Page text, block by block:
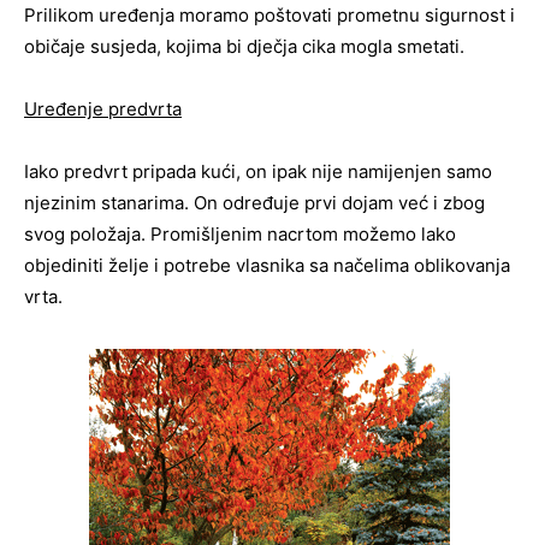
Prilikom uređenja moramo poštovati prometnu sigurnost i
običaje susjeda, kojima bi dječja cika mogla smetati.
Uređenje predvrta
Iako predvrt pripada kući, on ipak nije namijenjen samo
njezinim stanarima. On određuje prvi dojam već i zbog
svog položaja. Promišljenim nacrtom možemo lako
objediniti želje i potrebe vlasnika sa načelima oblikovanja
vrta.